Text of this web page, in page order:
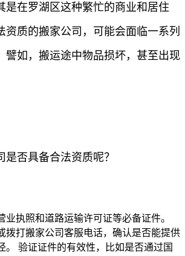
是在罗湖区这种繁忙的商业和居住
资质的搬家公司，可能会面临一系列
譬如，搬运途中物品损坏，甚至出现
否具备合法资质呢？
业执照和道路运输许可证等必备证件。
拨打搬家公司客服电话，确认是否能提供
。 验证证件的有效性，比如是否通过国